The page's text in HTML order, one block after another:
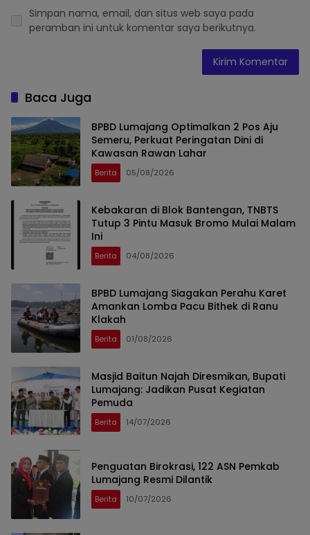
Simpan nama, email, dan situs web saya pada
peramban ini untuk komentar saya berikutnya.
Baca Juga
BPBD Lumajang Optimalkan 2 Pos Aju
Semeru, Perkuat Peringatan Dini di
Kawasan Rawan Lahar
Berita 05/08/2026
Kebakaran di Blok Bantengan, TNBTS
Tutup 3 Pintu Masuk Bromo Mulai Malam
Ini
Berita 04/08/2026
BPBD Lumajang Siagakan Perahu Karet
Amankan Lomba Pacu Bithek di Ranu
Klakah
Berita 01/08/2026
Masjid Baitun Najah Diresmikan, Bupati
Lumajang: Jadikan Pusat Kegiatan
Pemuda
Berita 14/07/2026
Penguatan Birokrasi, 122 ASN Pemkab
Lumajang Resmi Dilantik
Berita 10/07/2026